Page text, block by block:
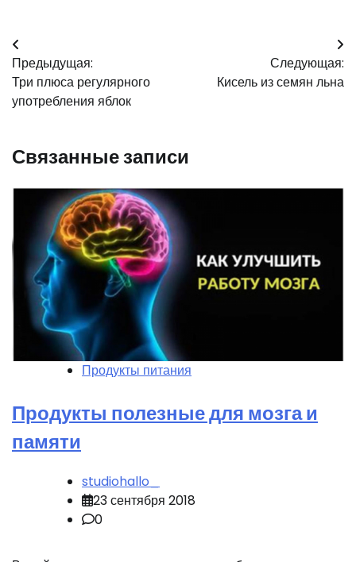
Навигация
по
записям
Предыдущая:
Три плюса регулярного
употребления яблок
Следующая:
Кисель из семян льна
Связанные записи
Продукты питания
Продукты полезные для мозга и
памяти
studiohallo_
23 сентября 2018
0